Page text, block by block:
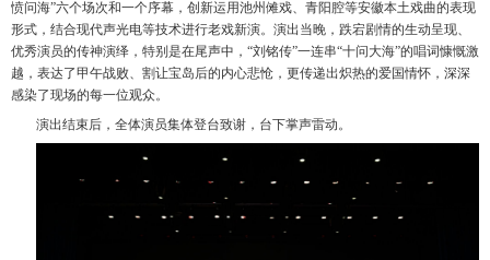
愤问海”六个场次和一个序幕，创新运用池州傩戏、青阳腔等安徽本土戏曲的表现
形式，结合现代声光电等技术进行老戏新演。演出当晚，跌宕剧情的生动呈现、
优秀演员的传神演绎，特别是在尾声中，“刘铭传”一连串“十问大海”的唱词慷慨激
越，表达了甲午战败、割让宝岛后的内心悲怆，更传递出炽热的爱国情怀，深深
感染了现场的每一位观众。
演出结束后，全体演员集体登台致谢，台下掌声雷动。